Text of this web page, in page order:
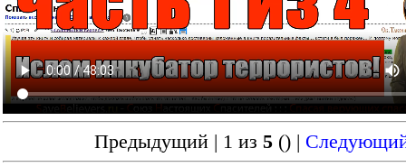
Предыдущий | 1 из 5 () |